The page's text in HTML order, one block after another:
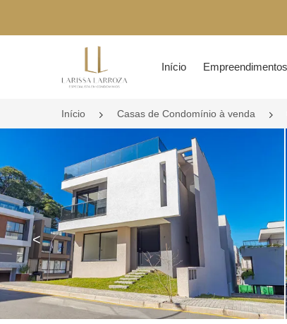
Início Empreendimentos
Início Casas de Condomínio à venda
<